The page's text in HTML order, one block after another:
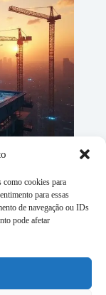
como cookies para
para essas
de navegação ou IDs
pode afetar
de